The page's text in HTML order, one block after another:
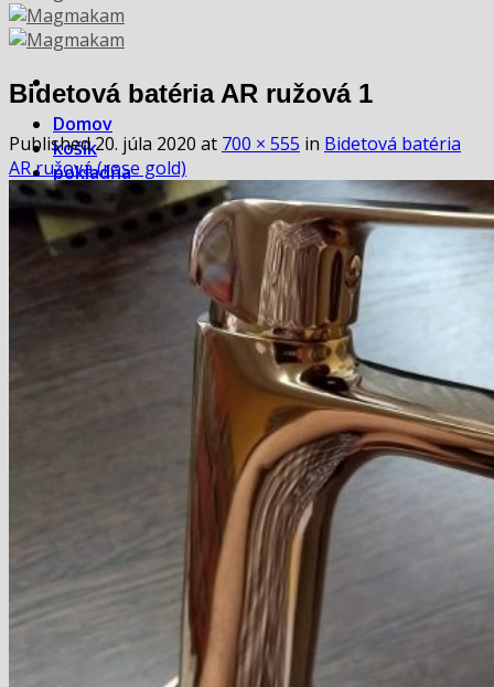
Domov
košík
pokladňa
Blog
Hľadať:
Žiadne produkty v košíku.
Bidetová batéria AR ružová 1
Published20. júla 2020 at 700 × 555 in Bidetová batéria
AR ružová (rose gold)